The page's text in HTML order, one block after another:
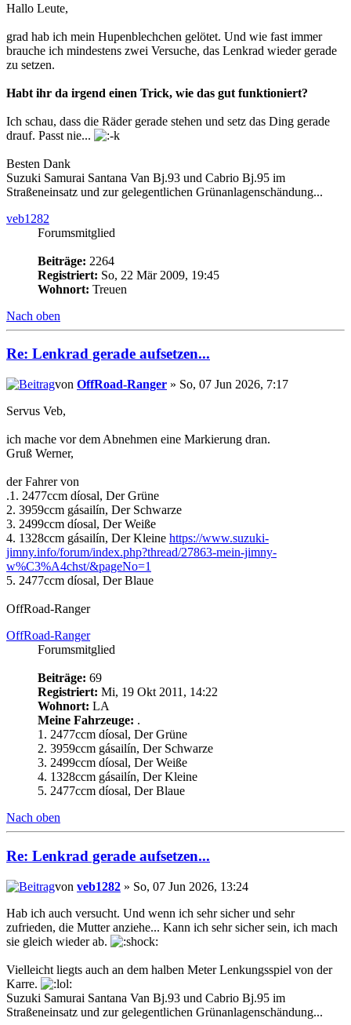
Hallo Leute,
grad hab ich mein Hupenblechchen gelötet. Und wie fast immer
brauche ich mindestens zwei Versuche, das Lenkrad wieder gerade
zu setzen.
Habt ihr da irgend einen Trick, wie das gut funktioniert?
Ich schau, dass die Räder gerade stehen und setz das Ding gerade
drauf. Passt nie...
Besten Dank
Suzuki Samurai Santana Van Bj.93 und Cabrio Bj.95 im
Straßeneinsatz und zur gelegentlichen Grünanlagenschändung...
veb1282
Forumsmitglied
Beiträge: 2264
Registriert: So, 22 Mär 2009, 19:45
Wohnort: Treuen
Nach oben
Re: Lenkrad gerade aufsetzen...
von OffRoad-Ranger » So, 07 Jun 2026, 7:17
Servus Veb,
ich mache vor dem Abnehmen eine Markierung dran.
Gruß Werner,
der Fahrer von
.1. 2477ccm díosal, Der Grüne
2. 3959ccm gásailín, Der Schwarze
3. 2499ccm díosal, Der Weiße
4. 1328ccm gásailín, Der Kleine https://www.suzuki-
jimny.info/forum/index.php?thread/27863-mein-jimny-
w%C3%A4chst/&pageNo=1
5. 2477ccm díosal, Der Blaue
OffRoad-Ranger
OffRoad-Ranger
Forumsmitglied
Beiträge: 69
Registriert: Mi, 19 Okt 2011, 14:22
Wohnort: LA
Meine Fahrzeuge: .
1. 2477ccm díosal, Der Grüne
2. 3959ccm gásailín, Der Schwarze
3. 2499ccm díosal, Der Weiße
4. 1328ccm gásailín, Der Kleine
5. 2477ccm díosal, Der Blaue
Nach oben
Re: Lenkrad gerade aufsetzen...
von veb1282 » So, 07 Jun 2026, 13:24
Hab ich auch versucht. Und wenn ich sehr sicher und sehr
zufrieden, die Mutter anziehe... Kann ich sehr sicher sein, ich mach
sie gleich wieder ab.
Vielleicht liegts auch an dem halben Meter Lenkungsspiel von der
Karre.
Suzuki Samurai Santana Van Bj.93 und Cabrio Bj.95 im
Straßeneinsatz und zur gelegentlichen Grünanlagenschändung...